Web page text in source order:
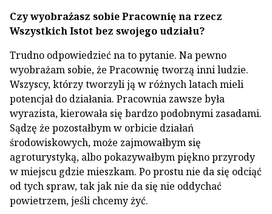
Czy wyobrażasz sobie Pracownię na rzecz
Wszystkich Istot bez swojego udziału?
Trudno odpowiedzieć na to pytanie. Na pewno
wyobrażam sobie, że Pracownię tworzą inni ludzie.
Wszyscy, którzy tworzyli ją w różnych latach mieli
potencjał do działania. Pracownia zawsze była
wyrazista, kierowała się bardzo podobnymi zasadami.
Sądzę że pozostałbym w orbicie działań
środowiskowych, może zajmowałbym się
agroturystyką, albo pokazywałbym piękno przyrody
w miejscu gdzie mieszkam. Po prostu nie da się odciąć
od tych spraw, tak jak nie da się nie oddychać
powietrzem, jeśli chcemy żyć.